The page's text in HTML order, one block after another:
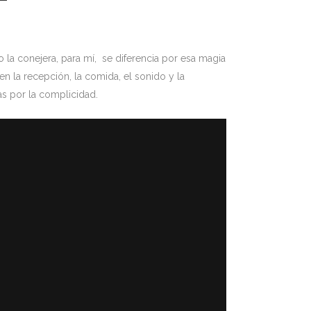
la conejera, para mí, se diferencia por esa magia
la recepción, la comida, el sonido y la
por la complicidad.